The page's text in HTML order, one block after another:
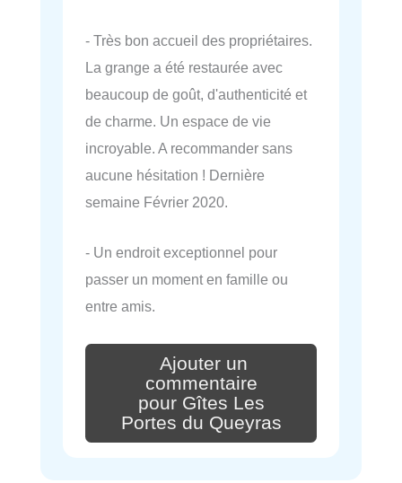
- Très bon accueil des propriétaires.
La grange a été restaurée avec
beaucoup de goût, d'authenticité et
de charme. Un espace de vie
incroyable. A recommander sans
aucune hésitation ! Dernière
semaine Février 2020.
- Un endroit exceptionnel pour
passer un moment en famille ou
entre amis.
Ajouter un
commentaire
pour Gîtes Les
Portes du Queyras